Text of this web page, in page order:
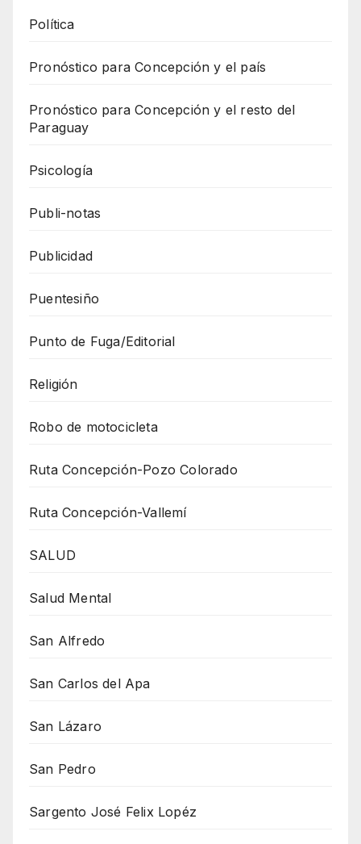
Política
Pronóstico para Concepción y el país
Pronóstico para Concepción y el resto del
Paraguay
Psicología
Publi-notas
Publicidad
Puentesiño
Punto de Fuga/Editorial
Religión
Robo de motocicleta
Ruta Concepción-Pozo Colorado
Ruta Concepción-Vallemí
SALUD
Salud Mental
San Alfredo
San Carlos del Apa
San Lázaro
San Pedro
Sargento José Felix Lopéz